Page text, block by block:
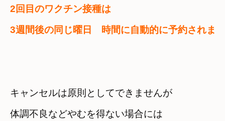
2回目のワクチン接種は
3週間後の同じ曜日　時間に自動的に予約されます
キャンセルは原則としてできませんが
体調不良などやむを得ない場合には